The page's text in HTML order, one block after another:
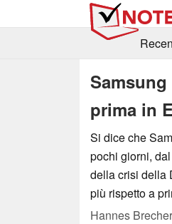
prima in
Si dice che
pochi giorni,
della crisi della
più rispetto a
Hannes